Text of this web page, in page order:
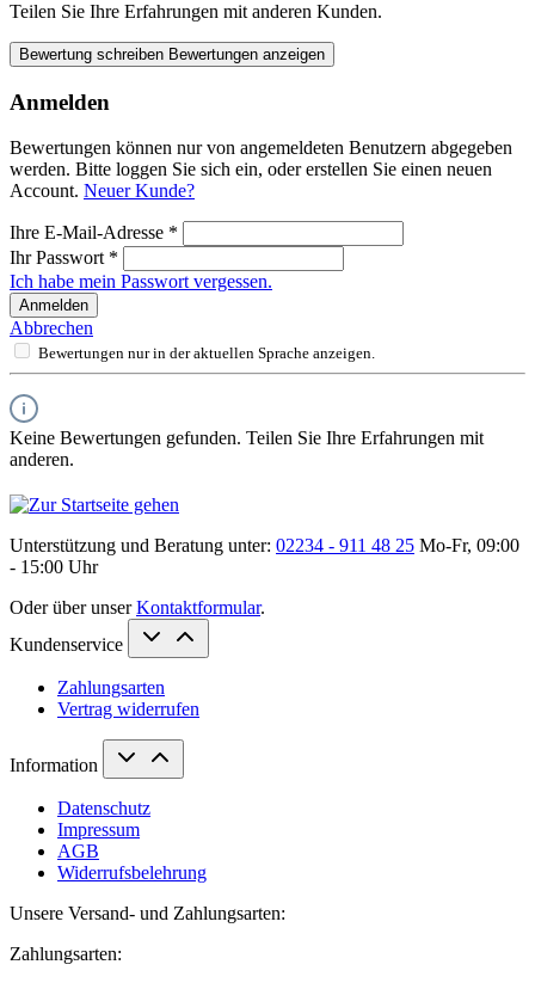
Teilen Sie Ihre Erfahrungen mit anderen Kunden.
Bewertung schreiben Bewertungen anzeigen
Anmelden
Bewertungen können nur von angemeldeten Benutzern abgegeben
werden. Bitte loggen Sie sich ein, oder erstellen Sie einen neuen
Account. Neuer Kunde?
Ihre E-Mail-Adresse *
Ihr Passwort *
Ich habe mein Passwort vergessen.
Anmelden
Abbrechen
Bewertungen nur in der aktuellen Sprache anzeigen.
Keine Bewertungen gefunden. Teilen Sie Ihre Erfahrungen mit
anderen.
Unterstützung und Beratung unter: 02234 - 911 48 25 Mo-Fr, 09:00
- 15:00 Uhr
Oder über unserKontaktformular.
Kundenservice
Zahlungsarten
Vertrag widerrufen
Information
Datenschutz
Impressum
AGB
Widerrufsbelehrung
Unsere Versand- und Zahlungsarten:
Zahlungsarten: